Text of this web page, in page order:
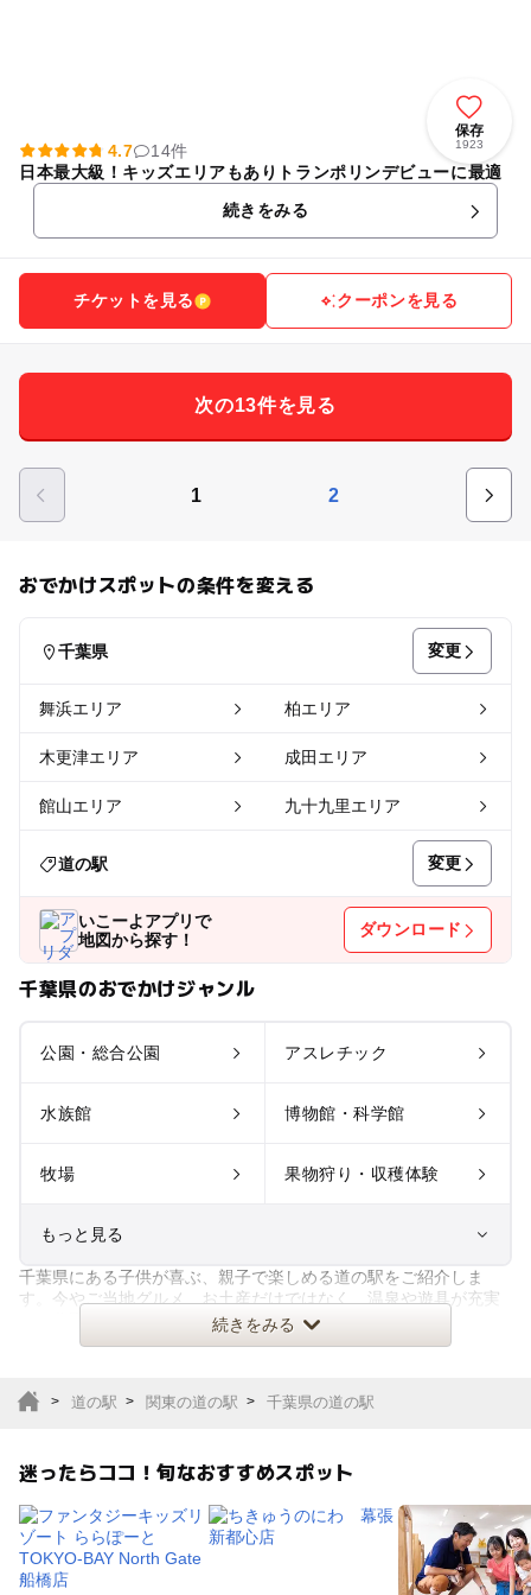
保存
1923
4.7
14件
日本最大級！キッズエリアもありトランポリンデビューに最適
続きをみる
チケットを見る クーポンを見る
次の13件を見る
1 2
おでかけスポットの条件を変える
千葉県 変更
舞浜エリア 柏エリア
木更津エリア 成田エリア
館山エリア 九十九里エリア
道の駅 変更
いこーよアプリで
地図から探す！
ダウンロード
千葉県のおでかけジャンル
公園・総合公園 アスレチック
水族館 博物館・科学館
牧場 果物狩り・収穫体験
もっと見る
室内遊び場 遊園地
サファリパーク
植物園・フラワーパー
釣り
千葉県にある子供が喜ぶ、親子で楽しめる道の駅をご紹介しま
す。今やご当地グルメ、お土産だけではなく、温泉や遊具が充実
した公園、その土地ならではの収
続きをみる
道の駅 関東の道の駅 千葉県の道の駅
迷ったらココ！旬なおすすめスポット